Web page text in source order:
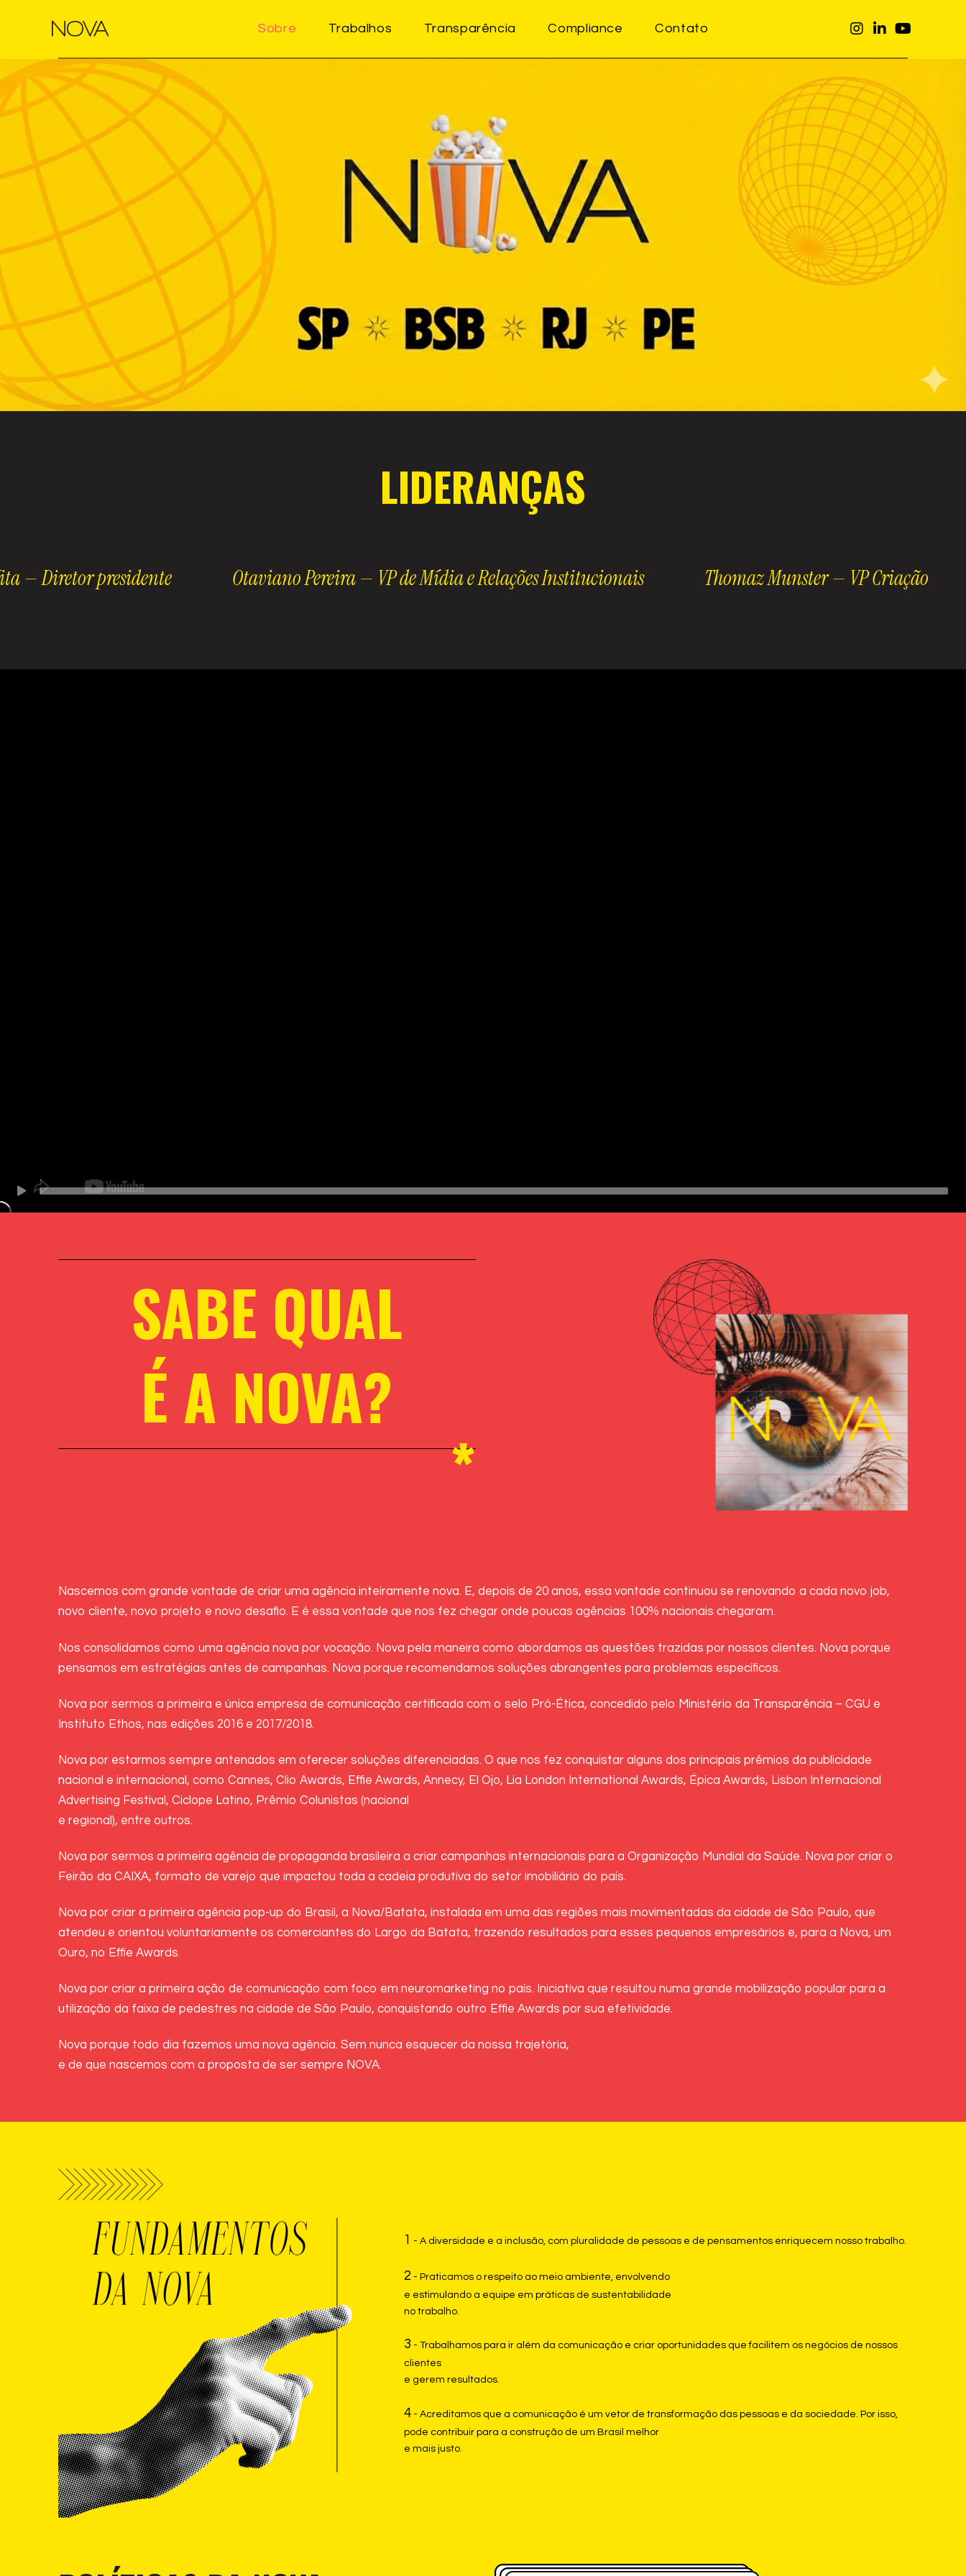
Sobre Trabalhos Transparência Compliance Contato
LIDERANÇAS
presidente Otaviano Pereira —VP de Mídia e Relações Institucionais Thomaz Munster —VP Criação
SABE QUAL
É A NOVA?
*
Nascemos com grande vontade de criar uma agência inteiramente nova. E, depois de 20 anos, essa vontade continuou se renovando a cada novo job,
novo cliente, novo projeto e novo desafio. E é essa vontade que nos fez chegar onde poucas agências 100% nacionais chegaram.
Nos consolidamos como uma agência nova por vocação. Nova pela maneira como abordamos as questões trazidas por nossos clientes. Nova porque
pensamos em estratégias antes de campanhas. Nova porque recomendamos soluções abrangentes para problemas específicos.
Nova por sermos a primeira e única empresa de comunicação certificada com o selo Pró-Ética, concedido pelo Ministério da Transparência – CGU e
Instituto Ethos, nas edições 2016 e 2017/2018.
Nova por estarmos sempre antenados em oferecer soluções diferenciadas. O que nos fez conquistar alguns dos principais prêmios da publicidade
nacional e internacional, como Cannes, Clio Awards, Effie Awards, Annecy, El Ojo, Lia London International Awards, Épica Awards, Lisbon Internacional
Advertising Festival, Ciclope Latino, Prêmio Colunistas (nacional
e regional), entre outros.
Nova por sermos a primeira agência de propaganda brasileira a criar campanhas internacionais para a Organização Mundial da Saúde. Nova por criar o
Feirão da CAIXA, formato de varejo que impactou toda a cadeia produtiva do setor imobiliário do país.
Nova por criar a primeira agência pop-up do Brasil, a Nova/Batata, instalada em uma das regiões mais movimentadas da cidade de São Paulo, que
atendeu e orientou voluntariamente os comerciantes do Largo da Batata, trazendo resultados para esses pequenos empresários e, para a Nova, um
Ouro, no Effie Awards.
Nova por criar a primeira ação de comunicação com foco em neuromarketing no país. Iniciativa que resultou numa grande mobilização popular para a
utilização da faixa de pedestres na cidade de São Paulo, conquistando outro Effie Awards por sua efetividade.
Nova porque todo dia fazemos uma nova agência. Sem nunca esquecer da nossa trajetória,
e de que nascemos com a proposta de ser sempre NOVA.
1 - A diversidade e a inclusão, com pluralidade de pessoas e de pensamentos enriquecem nosso trabalho.
2- Praticamos o respeito ao meio ambiente, envolvendo
e estimulando a equipe em práticas de sustentabilidade
no trabalho.
3 - Trabalhamos para ir além da comunicação e criar oportunidades que facilitem os negócios de nossos
clientes
e gerem resultados.
4- Acreditamos que a comunicação é um vetor de transformação das pessoas e da sociedade. Por isso,
pode contribuir para a construção de um Brasil melhor
e mais justo.